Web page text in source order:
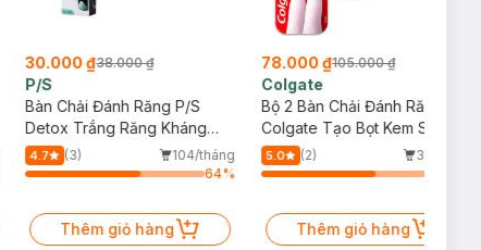
30.000 ₫38.000 ₫
P/S
Bàn Chải Đánh Răng P/S
Detox Trắng Răng Kháng
Khuẩn (1 Cây)
4.7 (3)
104/tháng
64%
Thêm giỏ hàng
78.000 ₫105.000 ₫
Colgate
Bộ 2 Bàn Chải Đánh Răng
Colgate Tạo Bọt Kem Siêu
Mịn (Màu Ngẫu Nhiên)
5.0 (2)
31/tháng
Thêm giỏ hàng